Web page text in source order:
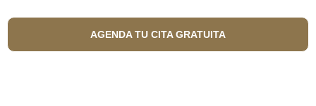
AGENDA TU CITA GRATUITA